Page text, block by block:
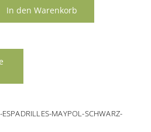
In den Warenkorb
MAYPOL-SCHWARZ-